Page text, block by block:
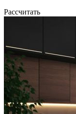
Рассчитать